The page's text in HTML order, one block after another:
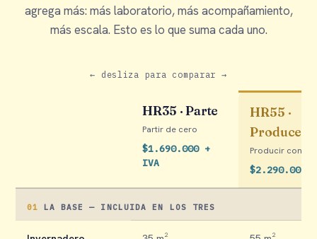
agrega más: más laboratorio, más acompañamiento,
más escala. Esto es lo que suma cada uno.
← desliza para comparar →
HR35 · Parte
Partir de cero
$1.690.000 +
IVA
HR55 ·
Produce
Producir con
$2.290.000
01 LA BASE — INCLUIDA EN LOS TRES